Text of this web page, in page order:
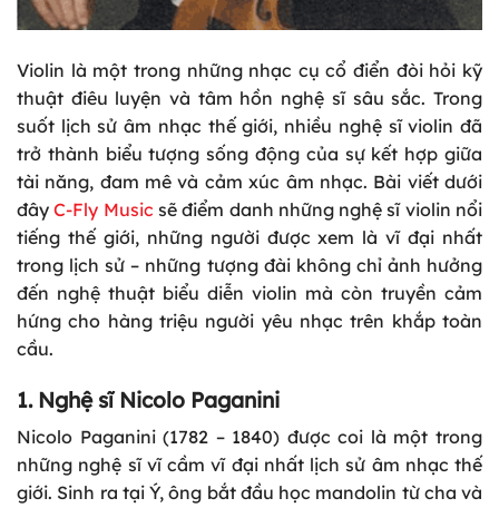
Violin là một trong những nhạc cụ cổ điển đòi hỏi kỹ
thuật điêu luyện và tâm hồn nghệ sĩ sâu sắc. Trong
suốt lịch sử âm nhạc thế giới, nhiều nghệ sĩ violin đã
trở thành biểu tượng sống động của sự kết hợp giữa
tài năng, đam mê và cảm xúc âm nhạc. Bài viết dưới
đâyC-Fly Music sẽ điểm danh những nghệ sĩ violin nổi
tiếng thế giới, những người được xem là vĩ đại nhất
trong lịch sử – những tượng đài không chỉ ảnh hưởng
đến nghệ thuật biểu diễn violin mà còn truyền cảm
hứng cho hàng triệu người yêu nhạc trên khắp toàn
cầu.
1. Nghệ sĩ Nicolo Paganini
Nicolo Paganini (1782 – 1840) được coi là một trong
những nghệ sĩ vĩ cầm vĩ đại nhất lịch sử âm nhạc thế
giới. Sinh ra tại Ý, ông bắt đầu học mandolin từ cha và